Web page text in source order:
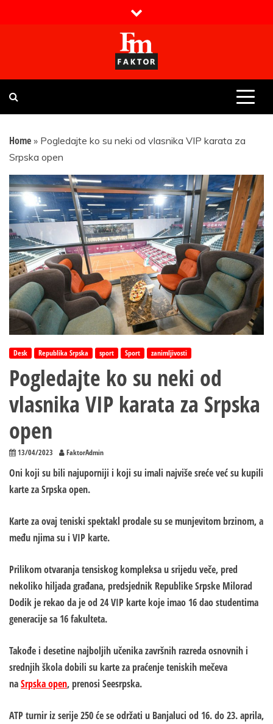
Faktor magazin
Uvijek presudan
Home » Pogledajte ko su neki od vlasnika VIP karata za
Srpska open
Desk Republika Srpska sport Sport zanimljivosti
Pogledajte ko su neki od
vlasnika VIP karata za Srpska
open
13/04/2023 FaktorAdmin
Oni koji su bili najuporniji i koji su imali najviše sreće već su kupili
karte za Srpska open.
Karte za ovaj teniski spektakl prodale su se munjevitom brzinom, a
među njima su i VIP karte.
Prilikom otvaranja tensiskog kompleksa u srijedu veče, pred
nekoliko hiljada građana, predsjednik Republike Srpske Milorad
Dodik je rekao da je od 24 VIP karte koje imao 16 dao studentima
generacije sa 16 fakulteta.
Takođe i desetine najboljih učenika završnih razreda osnovnih i
srednjih škola dobili su karte za praćenje teniskih mečeva
naSrpska open, prenosi Seesrpska.
ATP turnir iz serije 250 će se održati u Banjaluci od 16. do 23. aprila,